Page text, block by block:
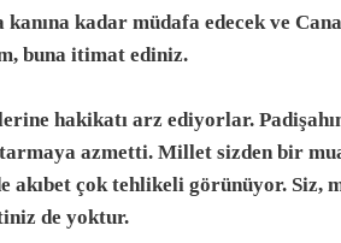
kadar müdafa edecek ve
buna itimat ediniz.
hakikatı arz ediyorlar.
azmetti. Millet sizden bir
akıbet çok tehlikeli görünüyor. Siz,
de yoktur.